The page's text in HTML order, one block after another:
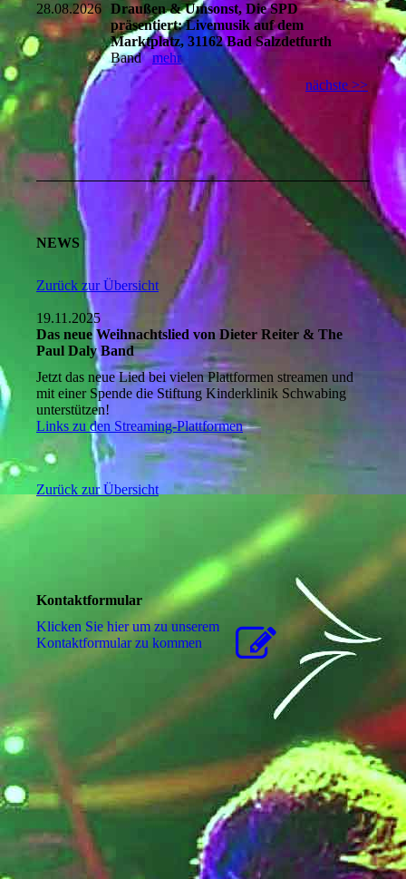
28.08.2026 Draußen & Umsonst, Die SPD
präsentiert: Livemusik auf dem
Marktplatz, 31162 Bad Salzdetfurth
Bandmehr
nächste >>
NEWS
Zurück zur Übersicht
19.11.2025
Das neue Weihnachtslied von Dieter Reiter & The
Paul Daly Band
Jetzt das neue Lied bei vielen Plattformen streamen und
mit einer Spende die Stiftung Kinderklinik Schwabing
unterstützen!
Links zu den Streaming-Plattformen
Zurück zur Übersicht
Kontaktformular
Klicken Sie hier um zu unserem
Kon­takt­for­mu­lar zu kommen